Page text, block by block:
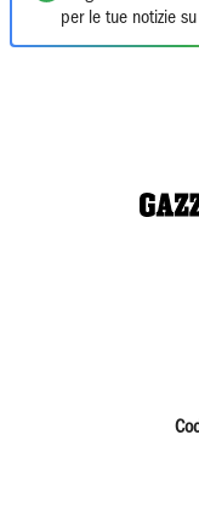
per le tue notizie